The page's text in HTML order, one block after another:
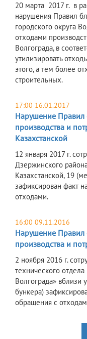
20 марта 2017 г. в
нарушения Правил
городского округа
отходами
Волгограда, в
утилизировать
этого, а тем более
строительных.
17:00 16.01.2017
Нарушение Правил
производства и
Казахстанской
12 января 2017 г.
Дзержинского
Казахстанской, 19
зафиксирован факт
отходами.
16:00 09.11.2016
Нарушение Правил
производства и
2 ноября 2016 г.
технического
Волгограда» вблизи
бункера)
обращения с